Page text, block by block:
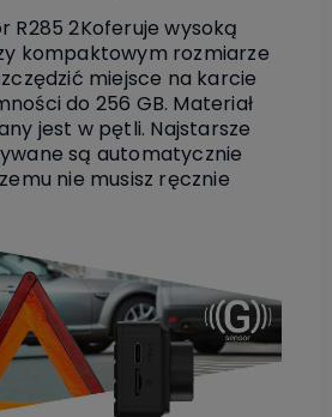
R285 2Koferuje wysoką
kompaktowym rozmiarze
miejsce na karcie
do 256 GB. Materiał
jest w pętli. Najstarsze
są automatycznie
nie musisz ręcznie